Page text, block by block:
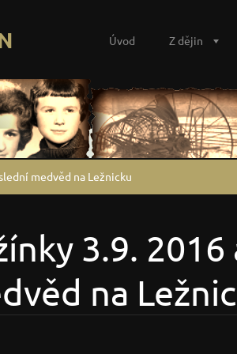
Úvod Z dějin
medvěd na Ležnicku
3.9. 2016
na